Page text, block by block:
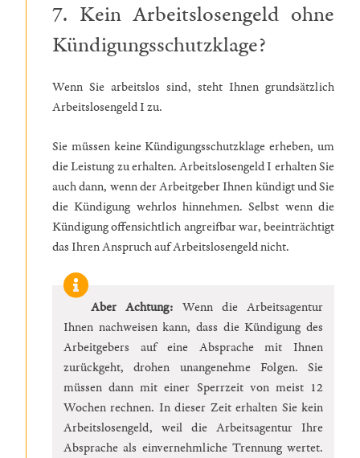
7. Kein Arbeitslosengeld ohne
Kündigungsschutzklage?
Wenn Sie arbeitslos sind, steht Ihnen grundsätzlich
Arbeitslosengeld I zu.
Sie müssen keine Kündigungsschutzklage erheben, um
die Leistung zu erhalten. Arbeitslosengeld I erhalten Sie
auch dann, wenn der Arbeitgeber Ihnen kündigt und Sie
die Kündigung wehrlos hinnehmen. Selbst wenn die
Kündigung offensichtlich angreifbar war, beeinträchtigt
das Ihren Anspruch auf Arbeitslosengeld nicht.
Aber Achtung: Wenn die Arbeitsagentur
Ihnen nachweisen kann, dass die Kündigung des
Arbeitgebers auf eine Absprache mit Ihnen
zurückgeht, drohen unangenehme Folgen. Sie
müssen dann mit einer Sperrzeit von meist 12
Wochen rechnen. In dieser Zeit erhalten Sie kein
Arbeitslosengeld, weil die Arbeitsagentur Ihre
Absprache als einvernehmliche Trennung wertet.